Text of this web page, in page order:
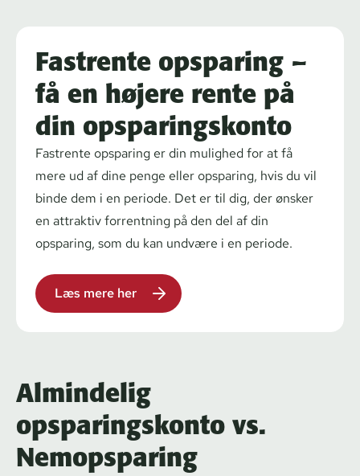
Fastrente opsparing –
få en højere rente på
din opsparingskonto
Fastrente opsparing er din mulighed for at få
mere ud af dine penge eller opsparing, hvis du vil
binde dem i en periode. Det er til dig, der ønsker
en attraktiv forrentning på den del af din
opsparing, som du kan undvære i en periode.
Læs mere her
Almindelig
opsparingskonto vs.
Nemopsparing